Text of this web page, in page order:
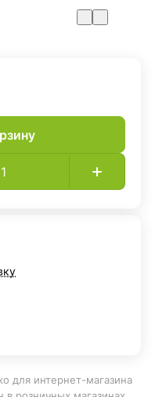
для интернет-магазина